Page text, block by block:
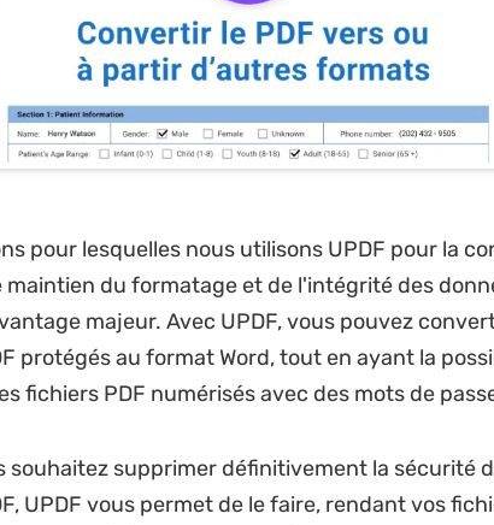
pour lesquelles nous utilisons UPDF pour la
du formatage et de l'intégrité des
majeur. Avec UPDF, vous pouvez
protégés au format Word, tout en ayant la
fichiers PDF numérisés avec des mots de
souhaitez supprimer définitivement la sécurité
UPDF vous permet de le faire, rendant vos